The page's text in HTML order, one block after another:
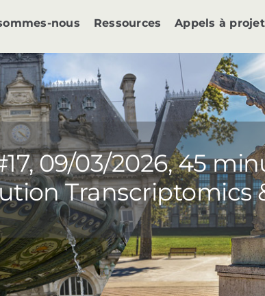
nous Ressources Appels à
09/03/2026, 45
Transcriptomics